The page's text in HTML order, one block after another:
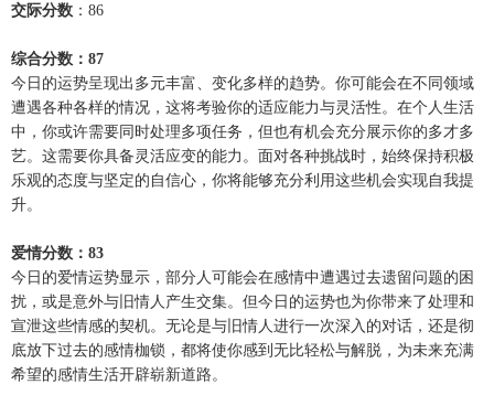
交际分数 ：86
综合分数：87
今日的运势呈现出多元丰富、变化多样的趋势。你可能会在不同领域
遭遇各种各样的情况，这将考验你的适应能力与灵活性。在个人生活
中，你或许需要同时处理多项任务，但也有机会充分展示你的多才多
艺。这需要你具备灵活应变的能力。面对各种挑战时，始终保持积极
乐观的态度与坚定的自信心，你将能够充分利用这些机会实现自我提
升。
爱情分数：83
今日的爱情运势显示，部分人可能会在感情中遭遇过去遗留问题的困
扰，或是意外与旧情人产生交集。但今日的运势也为你带来了处理和
宣泄这些情感的契机。无论是与旧情人进行一次深入的对话，还是彻
底放下过去的感情枷锁，都将使你感到无比轻松与解脱，为未来充满
希望的感情生活开辟崭新道路。